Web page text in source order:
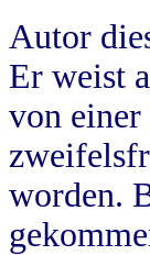
Autor
Er weist
von
worden.